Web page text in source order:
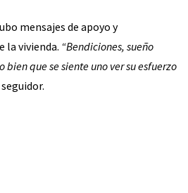
mensajes de apoyo y
la vivienda. “Bendiciones, sueño
que se siente uno ver su esfuerzo